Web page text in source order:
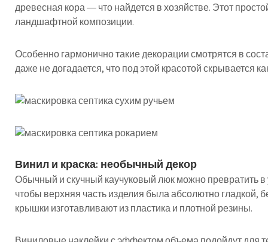
древесная кора ― что найдется в хозяйстве. Этот
ландшафтной композиции.
Особенно гармонично такие декорации смотрятся в
даже не догадается, что под этой красотой скрывается
Винил и краска: необычный декор
Обычный и скучный каучуковый люк можно превратить
чтобы верхняя часть изделия была абсолютно гладкой,
крышки изготавливают из пластика и плотной резины.